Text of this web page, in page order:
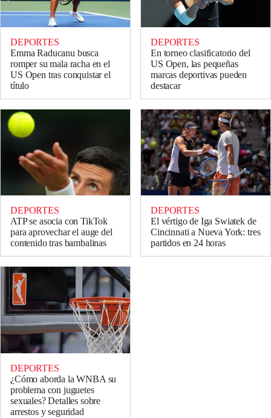
DEPORTES
Emma Raducanu busca
romper su mala racha en el
US Open tras conquistar el
título
DEPORTES
En torneo clasificatorio del
US Open, las pequeñas
marcas deportivas pueden
destacar
DEPORTES
ATP se asocia con TikTok
para aprovechar el auge del
contenido tras bambalinas
DEPORTES
El vértigo de Iga Swiatek de
Cincinnati a Nueva York: tres
partidos en 24 horas
DEPORTES
¿Cómo aborda la WNBA su
problema con juguetes
sexuales? Detalles sobre
arrestos y seguridad